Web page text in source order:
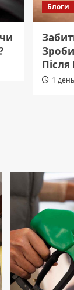
Блоги
1